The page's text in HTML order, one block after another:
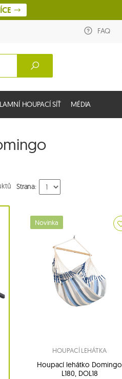
FAQ
HOUPACÍ SÍŤ MÉDIA
Strana:
Novinka
HOUPACÍ LEHÁTKA
Houpací lehátko Domingo
L180, DOL18